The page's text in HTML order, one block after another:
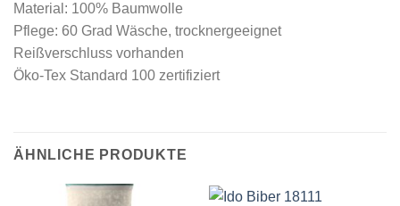
Material: 100% Baumwolle
Pflege: 60 Grad Wäsche, trocknergeeignet
Reißverschluss vorhanden
Öko-Tex Standard 100 zertifiziert
ÄHNLICHE PRODUKTE